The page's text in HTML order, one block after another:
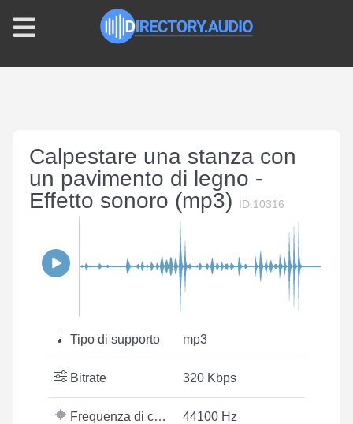
Calpestare una stanza con
un pavimento di legno -
Effetto sonoro (mp3)
ID:10316
Tipo di supporto mp3
Bitrate 320 Kbps
Frequenza di campionamento 44100 Hz